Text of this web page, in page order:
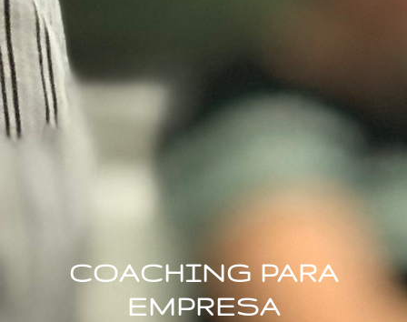
COACHING PARA
EMPRESA